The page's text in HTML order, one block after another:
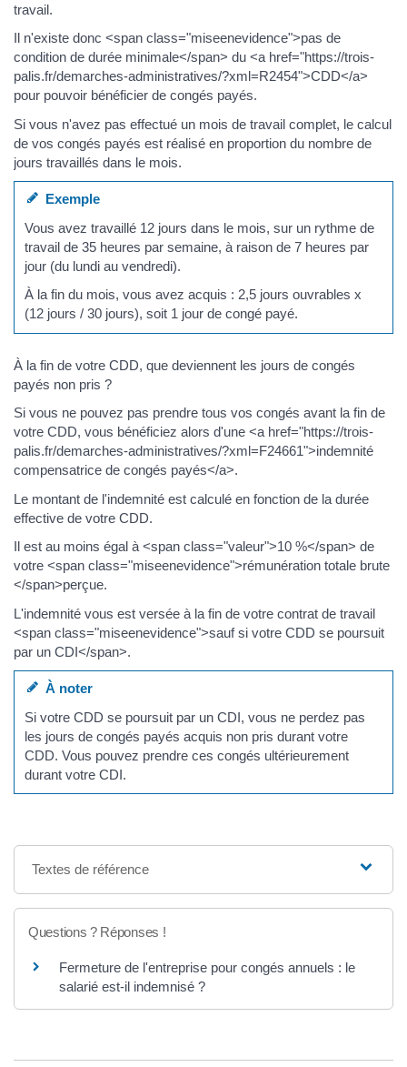
travail.
Il n'existe donc <span class="miseenevidence">pas de
condition de durée minimale</span> du <a href="https://trois-
palis.fr/demarches-administratives/?xml=R2454">CDD</a>
pour pouvoir bénéficier de congés payés.
Si vous n'avez pas effectué un mois de travail complet, le calcul
de vos congés payés est réalisé en proportion du nombre de
jours travaillés dans le mois.
Exemple
Vous avez travaillé 12 jours dans le mois, sur un rythme de
travail de 35 heures par semaine, à raison de 7 heures par
jour (du lundi au vendredi).
À la fin du mois, vous avez acquis : 2,5 jours ouvrables x
(12 jours / 30 jours), soit 1 jour de congé payé.
À la fin de votre CDD, que deviennent les jours de congés
payés non pris ?
Si vous ne pouvez pas prendre tous vos congés avant la fin de
votre CDD, vous bénéficiez alors d'une <a href="https://trois-
palis.fr/demarches-administratives/?xml=F24661">indemnité
compensatrice de congés payés</a>.
Le montant de l'indemnité est calculé en fonction de la durée
effective de votre CDD.
Il est au moins égal à <span class="valeur">10 %</span> de
votre <span class="miseenevidence">rémunération totale brute
</span>perçue.
L'indemnité vous est versée à la fin de votre contrat de travail
<span class="miseenevidence">sauf si votre CDD se poursuit
par un CDI</span>.
À noter
Si votre CDD se poursuit par un CDI, vous ne perdez pas
les jours de congés payés acquis non pris durant votre
CDD. Vous pouvez prendre ces congés ultérieurement
durant votre CDI.
Textes de référence
Questions ? Réponses !
Fermeture de l'entreprise pour congés annuels : le
salarié est-il indemnisé ?